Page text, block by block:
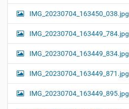
IMG_20230704_163450_038.jpg
IMG_20230704_163449_784.jpg
IMG_20230704_163449_834.jpg
IMG_20230704_163449_871.jpg
IMG_20230704_163449_895.jpg